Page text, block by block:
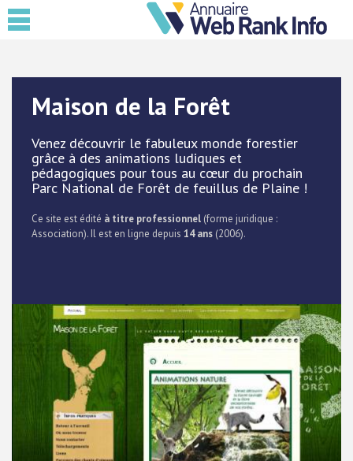
Maison de la Forêt
Venez découvrir le fabuleux monde forestier
grâce à des animations ludiques et
pédagogiques pour tous au cœur du prochain
Parc National de Forêt de feuillus de Plaine !
Ce site est édité à titre professionnel (forme juridique :
Association). Il est en ligne depuis 14 ans (2006).